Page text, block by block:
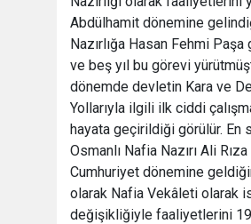
Abdülhamit dönemine
Nazırlığa Hasan Fehmi
ve beş yıl bu görevi
dönemde devletin Kara ve
Yollarıyla ilgili ilk ciddi
hayata geçirildiği görülür. En
Osmanlı Nafia Nazırı Ali Rıza
Cumhuriyet dönemine
olarak Nafia Vekâleti olarak
değişikliğiyle faaliyetlerini